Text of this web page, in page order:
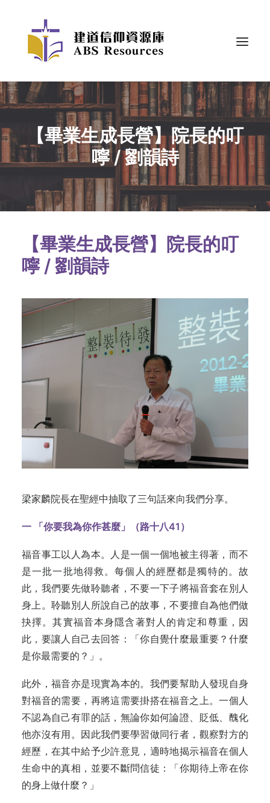
【畢業生成長營】院長的叮
嚀 / 劉韻詩
【畢業生成長營】院長的叮
嚀 / 劉韻詩
梁家麟院長在聖經中抽取了三句話來向我們分享。
一 「你要我為你作甚麼」（路十八41 ）
福音事工以人為本。人是一個一個地被主得著，而不
是一批一批地得救。每個人的經歷都是獨特的。故
此，我們要先做聆聽者，不要一下子將福音套在別人
身上。聆聽別人所說自己的故事，不要擅自為他們做
抉擇。其實福音本身隱含著對人的肯定和尊重，因
此，要讓人自己去回答：「你自覺什麼最重要？什麼
是你最需要的？」。
此外，福音亦是現實為本的。我們要幫助人發現自身
對福音的需要，再將這需要掛搭在福音之上。一個人
不認為自己有罪的話，無論你如何論證、貶低、醜化
他亦沒有用。因此我們要學習做同行者，觀察對方的
經歷，在其中給予少許意見，適時地揭示福音在個人
生命中的真相，並要不斷問信徒：「你期待上帝在你
的身上做什麼？」